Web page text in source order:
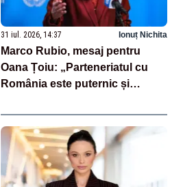
31 iul. 2026, 14:37 Ionuț Nichita
Marco Rubio, mesaj pentru
Oana Țoiu: „Parteneriatul cu
România este puternic și